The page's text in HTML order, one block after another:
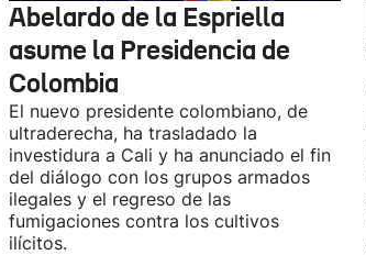
Abelardo de la Espriella
asume la Presidencia de
Colombia
El nuevo presidente colombiano, de
ultraderecha, ha trasladado la
investidura a Cali y ha anunciado el fin
del diálogo con los grupos armados
ilegales y el regreso de las
fumigaciones contra los cultivos
ilícitos.